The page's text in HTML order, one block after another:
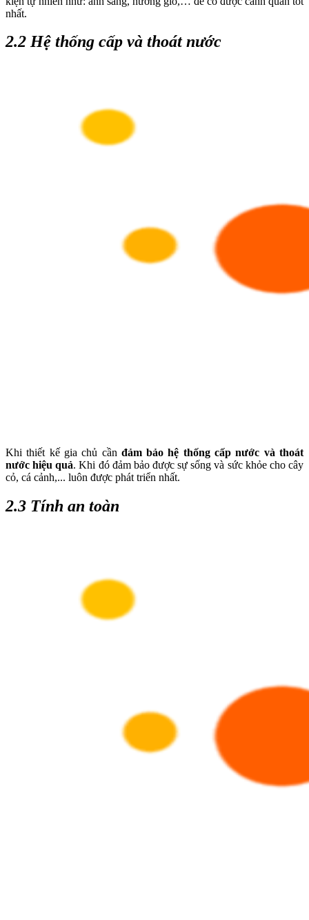
nhất.
2.2 Hệ thống cấp và thoát nước
Khi thiết kế gia chủ cần đảm bảo hệ thống cấp nước và thoát
nước hiệu quả. Khi đó đảm bảo được sự sống và sức khỏe cho cây
cỏ, cá cảnh,... luôn được phát triển nhất.
2.3 Tính an toàn